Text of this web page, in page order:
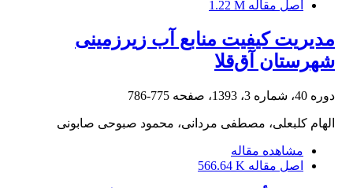
اصل مقاله 1.22 M
مدیریت کیفیت منابع آب زیرزمینی
شهرستان آق‌قلا
دوره 40، شماره 3، 1393، صفحه 775-786
الهام کلبعلی، مصطفی مردانی، محمود صبوحی صابونی
مشاهده مقاله
اصل مقاله 566.64 K